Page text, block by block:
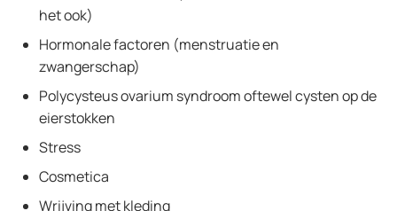
het ook)
Hormonale factoren (menstruatie en
zwangerschap)
Polycysteus ovarium syndroom oftewel cysten op de
eierstokken
Stress
Cosmetica
Wrijving met kleding